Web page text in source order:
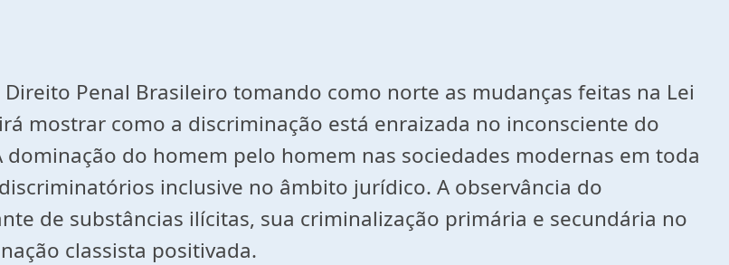
Penal Brasileiro tomando como norte as mudanças feitas na Lei
mostrar como a discriminação está enraizada no inconsciente do
do homem pelo homem nas sociedades modernas em toda
inclusive no âmbito jurídico. A observância do
de substâncias ilícitas, sua criminalização primária e secundária no
classista positivada.